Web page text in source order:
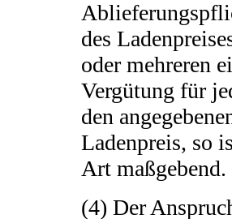
des
oder mehreren
Vergütung für
den
Ladenpreis, so
Art maßgebend.
(4) Der